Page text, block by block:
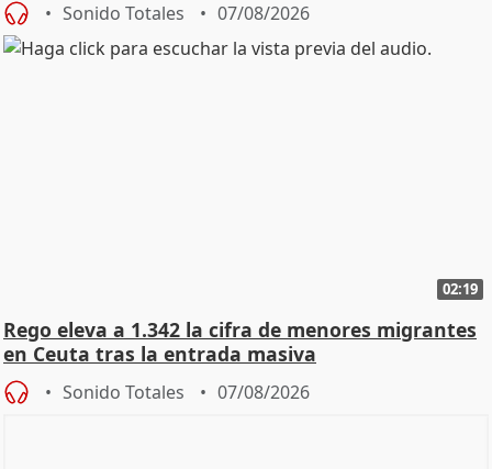
Sonido Totales 07/08/2026
02:19
Rego eleva a 1.342 la cifra de menores migrantes
en Ceuta tras la entrada masiva
Sonido Totales 07/08/2026